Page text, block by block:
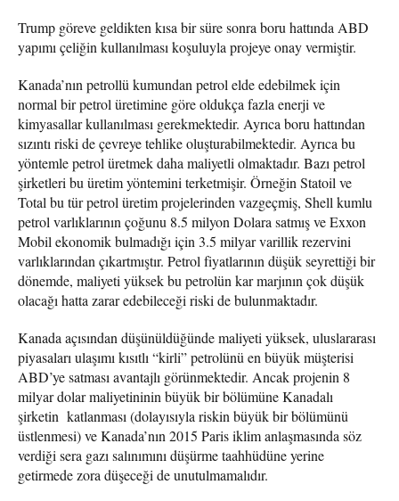
Trump göreve geldikten kısa bir süre sonra boru hattında ABD
yapımı çeliğin kullanılması koşuluyla projeye onay vermiştir.
Kanada’nın petrollü kumundan petrol elde edebilmek için
normal bir petrol üretimine göre oldukça fazla enerji ve
kimyasallar kullanılması gerekmektedir. Ayrıca boru hattından
sızıntı riski de çevreye tehlike oluşturabilmektedir. Ayrıca bu
yöntemle petrol üretmek daha maliyetli olmaktadır. Bazı petrol
şirketleri bu üretim yöntemini terketmişir. Örneğin Statoil ve
Total bu tür petrol üretim projelerinden vazgeçmiş, Shell kumlu
petrol varlıklarının çoğunu 8.5 milyon Dolara satmış ve Exxon
Mobil ekonomik bulmadığı için 3.5 milyar varillik rezervini
varlıklarından çıkartmıştır. Petrol fiyatlarının düşük seyrettiği bir
dönemde, maliyeti yüksek bu petrolün kar marjının çok düşük
olacağı hatta zarar edebileceği riski de bulunmaktadır.
Kanada açısından düşünüldüğünde maliyeti yüksek, uluslararası
piyasaları ulaşımı kısıtlı “kirli” petrolünü en büyük müşterisi
ABD’ye satması avantajlı görünmektedir. Ancak projenin 8
milyar dolar maliyetininin büyük bir bölümüne Kanadalı
şirketin katlanması (dolayısıyla riskin büyük bir bölümünü
üstlenmesi) ve Kanada’nın 2015 Paris iklim anlaşmasında söz
verdiği sera gazı salınımını düşürme taahhüdüne yerine
getirmede zora düşeceği de unutulmamalıdır.